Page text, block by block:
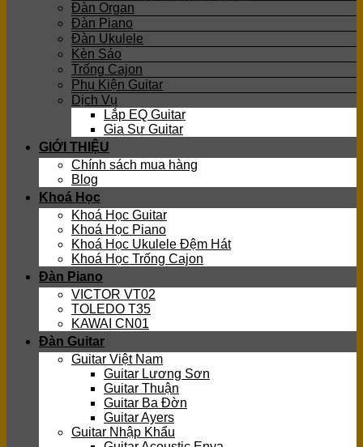
Đàn Organ
Đàn Piano
Đàn Ukulele
Kèn Sáo
Trống Cajon
Phụ Kiện Guitar
Dịch Vụ
Lắp EQ Guitar
Gia Sư Guitar
GIỚI THIỆU
Chính sách mua hàng
Blog
Khoá Học
Khoá Học Guitar
Khoá Học Piano
Khoá Học Ukulele Đệm Hát
Khoá Học Trống Cajon
Đàn Piano
VICTOR VT02
TOLEDO T35
KAWAI CN01
Đàn Guitar
Guitar Việt Nam
Guitar Lương Sơn
Guitar Thuận
Guitar Ba Đờn
Guitar Ayers
Guitar Nhập Khẩu